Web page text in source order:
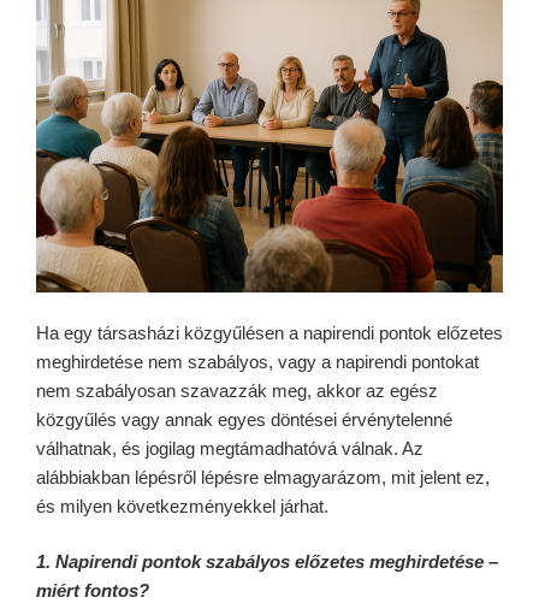
Ha egy társasházi közgyűlésen a napirendi pontok előzetes
meghirdetése nem szabályos, vagy a napirendi pontokat
nem szabályosan szavazzák meg, akkor az egész
közgyűlés vagy annak egyes döntései érvénytelenné
válhatnak, és jogilag megtámadhatóvá válnak. Az
alábbiakban lépésről lépésre elmagyarázom, mit jelent ez,
és milyen következményekkel járhat.
1. Napirendi pontok szabályos előzetes meghirdetése –
miért fontos?